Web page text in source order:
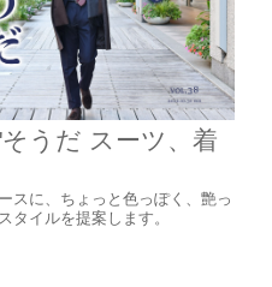
そうだ スーツ、着
スに、ちょっと色っぽく、艶っ
タイルを提案します。